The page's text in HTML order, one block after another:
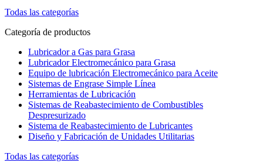
Todas las categorías
Categoría de productos
Lubricador a Gas para Grasa
Lubricador Electromecánico para Grasa
Equipo de lubricación Electromecánico para Aceite
Sistemas de Engrase Simple Línea
Herramientas de Lubricación
Sistemas de Reabastecimiento de Combustibles
Despresurizado
Sistema de Reabastecimiento de Lubricantes
Diseño y Fabricación de Unidades Utilitarias
Todas las categorías